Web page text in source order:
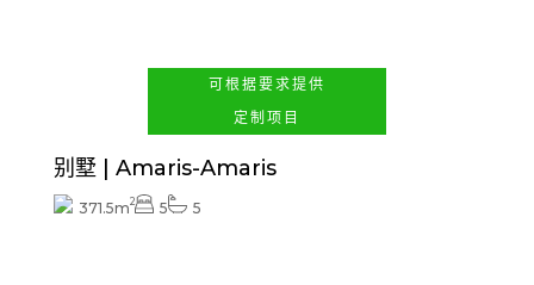
可根据要求提供
定制项目
别墅 | Amaris-Amaris
371.5m2 5 5